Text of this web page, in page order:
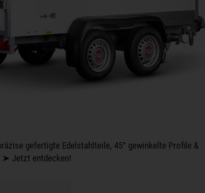
gefertigte Edelstahlteile, 45° gewinkelte Profile &
➤ Jetzt entdecken!